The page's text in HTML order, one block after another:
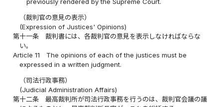
（裁判官の意見の表示）
(Expression of Justices' Opinions)
第十一条
裁判書には、各裁判官の意見を表示しなければならな
い。
Article 11
The opinions of each of the justices must be
expressed in a written judgment.
（司法行政事務）
(Judicial Administration Affairs)
第十二条
最高裁判所が司法行政事務を行うのは、裁判官会議の議